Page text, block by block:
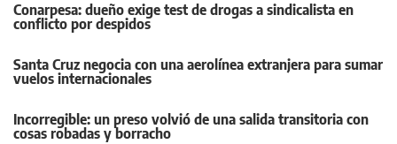
Conarpesa: dueño exige test de drogas a sindicalista en
conflicto por despidos
Santa Cruz negocia con una aerolínea extranjera para sumar
vuelos internacionales
Incorregible: un preso volvió de una salida transitoria con
cosas robadas y borracho